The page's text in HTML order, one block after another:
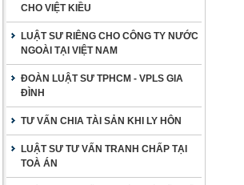
CHO VIỆT KIỀU
LUẬT SƯ RIÊNG CHO CÔNG TY NƯỚC
NGOÀI TẠI VIỆT NAM
ĐOÀN LUẬT SƯ TPHCM - VPLS GIA
ĐÌNH
TƯ VẤN CHIA TÀI SẢN KHI LY HÔN
LUẬT SƯ TƯ VẤN TRANH CHẤP TẠI
TOÀ ÁN